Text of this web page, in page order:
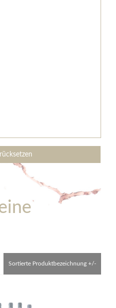
Sortierte Produktbezeichnung +/-